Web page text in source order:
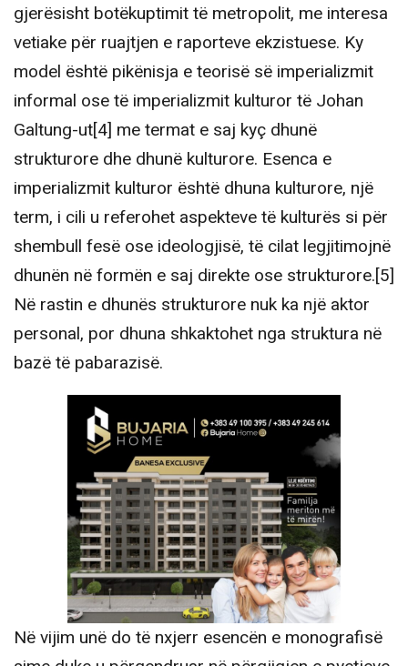
gjerësisht botëkuptimit të metropolit, me interesa
vetiake për ruajtjen e raporteve ekzistuese. Ky
model është pikënisja e teorisë së imperializmit
informal ose të imperializmit kulturor të Johan
Galtung-ut[4] me termat e saj kyç dhunë
strukturore dhe dhunë kulturore. Esenca e
imperializmit kulturor është dhuna kulturore, një
term, i cili u referohet aspekteve të kulturës si për
shembull fesë ose ideologjisë, të cilat legjitimojnë
dhunën në formën e saj direkte ose strukturore.[5]
Në rastin e dhunës strukturore nuk ka një aktor
personal, por dhuna shkaktohet nga struktura në
bazë të pabarazisë.
Në vijim unë do të nxjerr esencën e monografisë